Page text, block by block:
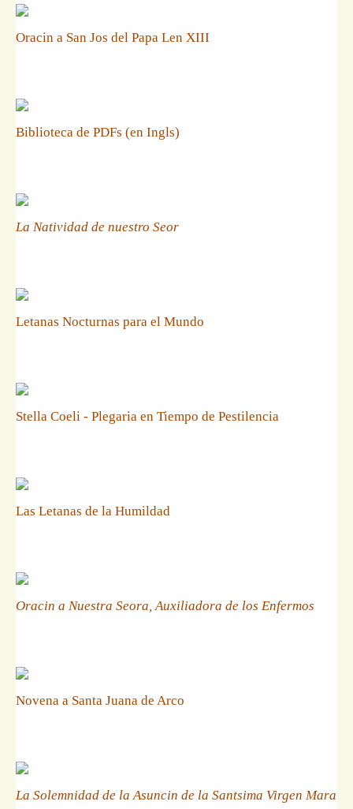
Oracin a San Jos del Papa Len XIII
Biblioteca de PDFs (en Ingls)
La Natividad de nuestro Seor
Letanas Nocturnas para el Mundo
Stella Coeli - Plegaria en Tiempo de Pestilencia
Las Letanas de la Humildad
Oracin a Nuestra Seora, Auxiliadora de los Enfermos
Novena a Santa Juana de Arco
La Solemnidad de la Asuncin de la Santsima Virgen Mara